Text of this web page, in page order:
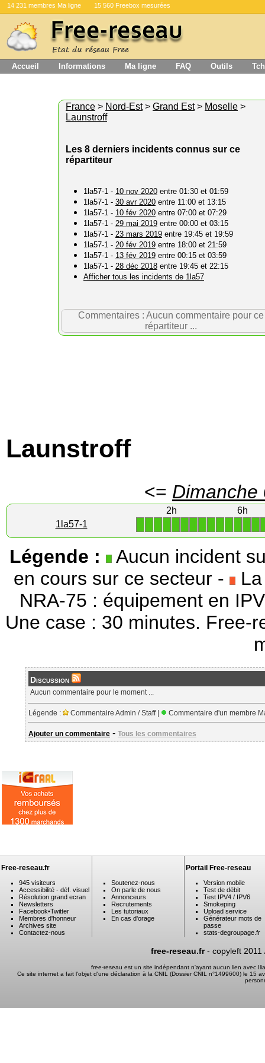
14 231 membres Ma ligne 15 560 Freebox mesurées
Accueil Informations Ma ligne FAQ Outils
France > Nord-Est> Grand Est> Moselle >
Launstroff
Les 8 derniers incidents connus sur ce
répartiteur
1la57-1 - 10 nov 2020 entre 01:30 et 01:59
1la57-1 - 30 avr 2020 entre 11:00 et 13:15
1la57-1 - 10 fév 2020 entre 07:00 et 07:29
1la57-1 - 29 mai 2019 entre 00:00 et 03:15
1la57-1 - 23 mars 2019 entre 19:45 et 19:59
1la57-1 - 20 fév 2019 entre 18:00 et 21:59
1la57-1 - 13 fév 2019 entre 00:15 et 03:59
1la57-1 - 28 déc 2018 entre 19:45 et 22:15
Afficher tous les incidents de 1la57
Commentaires : Aucun commentaire pour ce
répartiteur ...
Launstroff
<= Dimanche
2h
6h
1la57-1
Légende :
Aucun incident
en cours sur ce secteur - La
NRA-75 : équipement en
Une case : 30 minutes. Free-
Discussion
Aucun commentaire pour le moment ...
Légende : Commentaire Admin / Staff | Commentaire d'un membre
Ajouter un commentaire - Tous les commentaires
Free-reseau.fr
945 visiteurs
Accessibilité - déf. visuel
Résolution grand ecran
Newsletters
Facebook•Twitter
Membres d'honneur
Archives site
Contactez-nous
Soutenez-nous
On parle de nous
Annonceurs
Recrutements
Les tutoriaux
En cas d'orage
Portail Free-reseau
Version mobile
Test de débit
Test IPV4 / IPV6
Smokeping
Upload service
Générateur mots de
passe
stats-degroupage.fr
free-reseau.fr- copyleft 2011
free-reseau est un site indépendant n'ayant aucun lien avec
Ce site internet a fait l'objet d'une déclaration à la CNIL (Dossier CNIL n°1499600) le 15